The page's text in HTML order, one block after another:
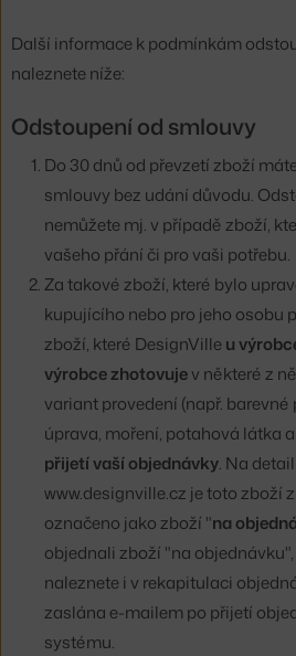
Další informace k podmínkám
naleznete níže:
Odstoupení od smlouvy
Do 30 dnů od převzetí zboží
smlouvy bez udání důvodu.
nemůžete mj. v případě zboží,
vašeho přání či pro vaši potřebu.
Za takové zboží, které bylo
kupujícího nebo pro jeho osobu
zboží, které DesignVilleu
výrobce zhotovujev některé z
variant provedení (např.
úprava, moření, potahová látka
přijetí vaší objednávky. Na
www.designville.cz je toto zboží
označeno jako zboží "na
objednali zboží "na
naleznete i v rekapitulaci
zaslána e-mailem po přijetí
systému.